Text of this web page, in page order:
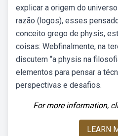
explicar a origem do
razão (logos), esses
conceito grego de physis,
coisas: Webfinalmente, na
discutem “a physis na
elementos para pensar a
perspectivas e desafios.
For more information,
LEARN